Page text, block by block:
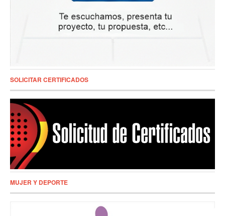
SOLICITAR CERTIFICADOS
MUJER Y DEPORTE